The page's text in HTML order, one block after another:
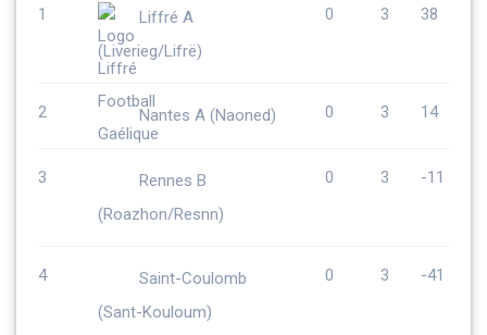
1
Liffré A
(Liverieg/Lifrë)
0 3 38
2 Nantes A (Naoned) 0 3 14
3
Rennes B
(Roazhon/Resnn)
0 3 -11
4
Saint-Coulomb
(Sant-Kouloum)
0 3 -41